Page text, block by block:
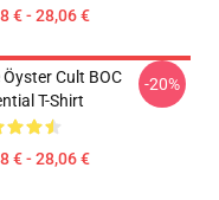
€ - 28,06 €
Öyster Cult BOC
T-Shirt
€ - 28,06 €
-20%